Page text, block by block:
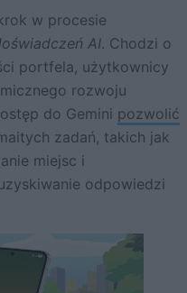
w procesie
AI. Chodzi o
portfela, użytkownicy
rozwoju
do Gemini pozwolić
zadań, takich jak
miejsc i
odpowiedzi